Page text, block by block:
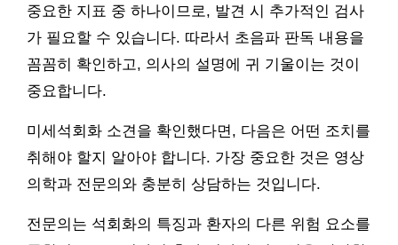
중요한 지표 중 하나이므로, 발견 시 추가적인 검사
가 필요할 수 있습니다. 따라서 초음파 판독 내용을
꼼꼼히 확인하고, 의사의 설명에 귀 기울이는 것이
중요합니다.
미세석회화 소견을 확인했다면, 다음은 어떤 조치를
취해야 할지 알아야 합니다. 가장 중요한 것은 영상
의학과 전문의와 충분히 상담하는 것입니다.
전문의는 석회화의 특징과 환자의 다른 위험 요소를